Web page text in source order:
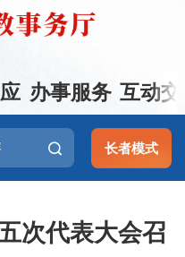
办事服务 互动
长者模式
次代表大会召